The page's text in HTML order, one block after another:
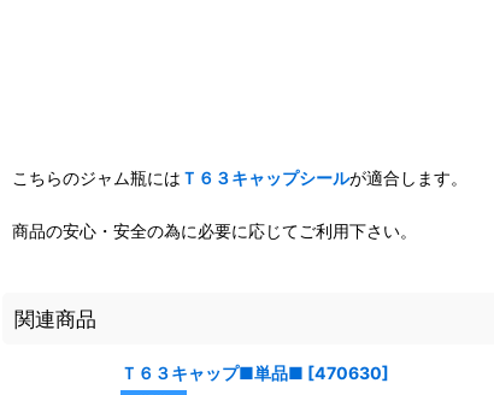
こちらのジャム瓶には Ｔ６３キャップシールが適合します。
商品の安心・安全の為に必要に応じてご利用下さい。
関連商品
Ｔ６３キャップ■単品■ [470630]